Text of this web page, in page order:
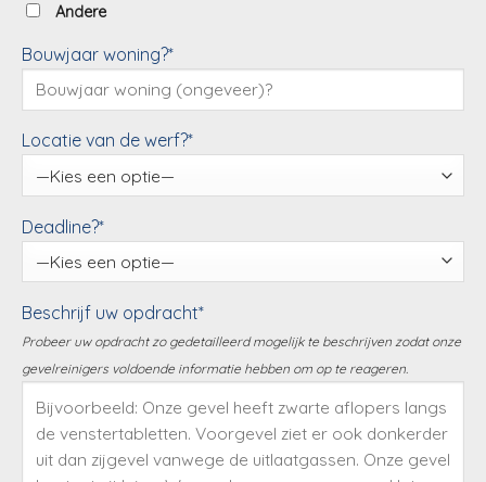
Andere
Bouwjaar woning?*
Locatie van de werf?*
Deadline?*
Beschrijf uw opdracht*
Probeer uw opdracht zo gedetailleerd mogelijk te beschrijven zodat onze
gevelreinigers voldoende informatie hebben om op te reageren.